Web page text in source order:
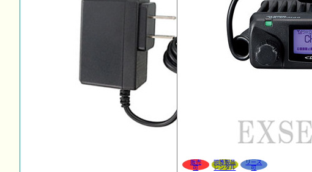
販売
可
同等製品
レンタル
リース
可